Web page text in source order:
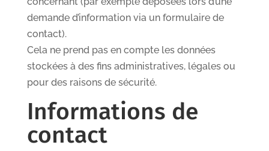
demande d’information via un formulaire de
contact).
Cela ne prend pas en compte les données
stockées à des fins administratives, légales ou
pour des raisons de sécurité.
Informations de
contact